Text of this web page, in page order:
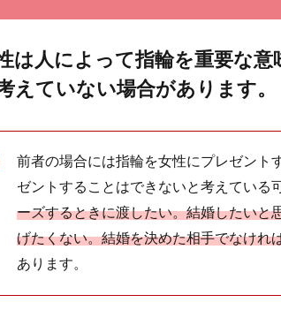
プラチナの指輪
プラチナの結婚指輪
と考えるもので...
は人によって指輪を重要な
えていない場合があります。
前者の場合には指輪を女性にプレゼント
ゼントすることはできないと考えている
ーズするときに渡したい。結婚したいと
げたくない。結婚を決めた相手でなけれ
あります。